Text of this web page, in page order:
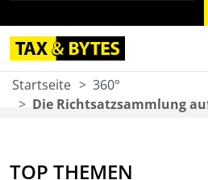
Startseite
360°
Die Richtsatzsammlung
TOP THEMEN